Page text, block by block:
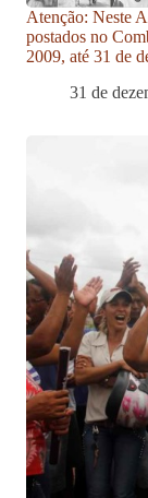
Atenção: Neste
postados no
2009, até 31 de
31 de